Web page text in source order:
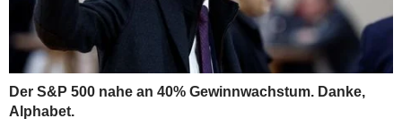
Der S&P 500 nahe an 40% Gewinnwachstum. Danke,
Alphabet.